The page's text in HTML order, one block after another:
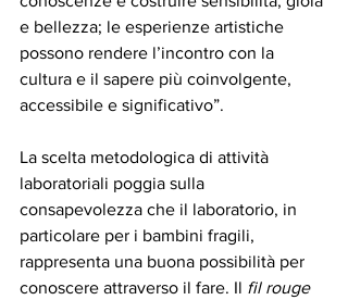
e bellezza; le esperienze artistiche
possono rendere l’incontro con la
cultura e il sapere più coinvolgente,
accessibile e significativo”.
La scelta metodologica di attività
laboratoriali poggia sulla
consapevolezza che il laboratorio, in
particolare per i bambini fragili,
rappresenta una buona possibilità per
conoscere attraverso il fare. Il fil rouge